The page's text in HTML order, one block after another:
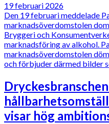
19 februari 2026
Den 19 februari meddelade
marknadsöverdomstolen
Bryggeri och
marknadsföring av alkohol.
marknadsöverdomstolen
och förbjuder därmed bilder
visar hög